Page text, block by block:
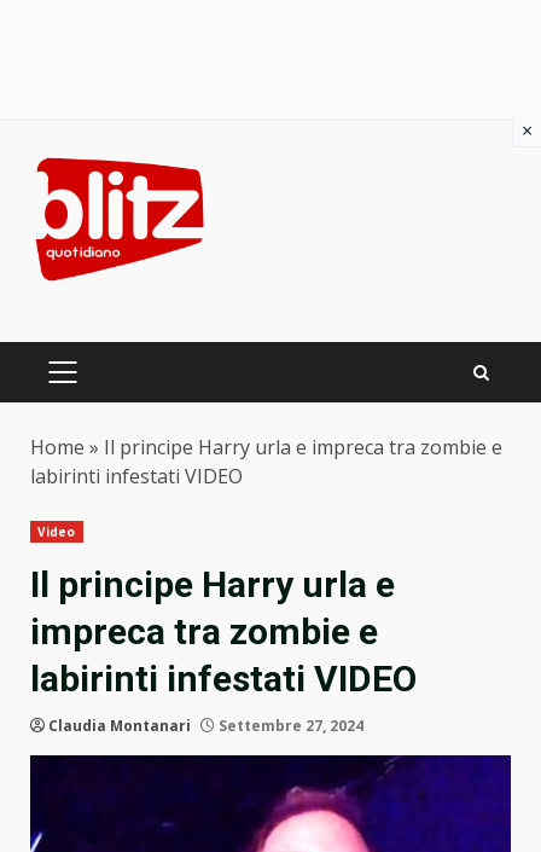
content
PRIMARY
Home » Il principe Harry urla e impreca tra zombie e
labirinti infestati VIDEO
Video
Il principe Harry urla e
impreca tra zombie e
labirinti infestati VIDEO
Claudia Montanari Settembre 27, 2024
×